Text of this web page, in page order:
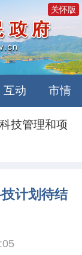
关怀版
互动 市情
科技管理和项
计划待结